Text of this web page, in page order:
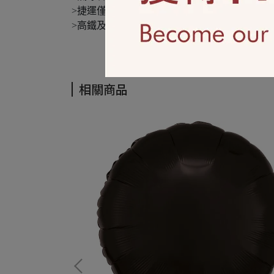
>捷運僅接受攜帶長寬50cm以內，且不可超過5
>高鐵及台鐵禁止攜帶充氣氣球
相關商品